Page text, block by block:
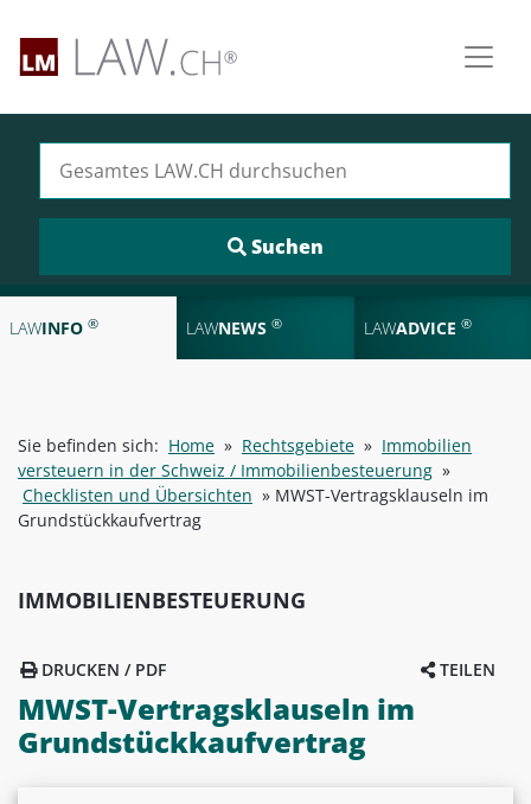
LAWINFO ® LAWNEWS ® LAWADVICE ®
Sie befinden sich: Home » Rechtsgebiete » Immobilien
versteuern in der Schweiz / Immobilienbesteuerung »
Checklisten und Übersichten » MWST-Vertragsklauseln im
Grundstückkaufvertrag
IMMOBILIENBESTEUERUNG
TEILEN
DRUCKEN / PDF
MWST-Vertragsklauseln im
Grundstückkaufvertrag